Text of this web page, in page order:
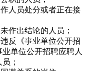
人员处分或者正在接
作出结论的人员；
反《事业单位公开招
单位公开招聘应聘人
；